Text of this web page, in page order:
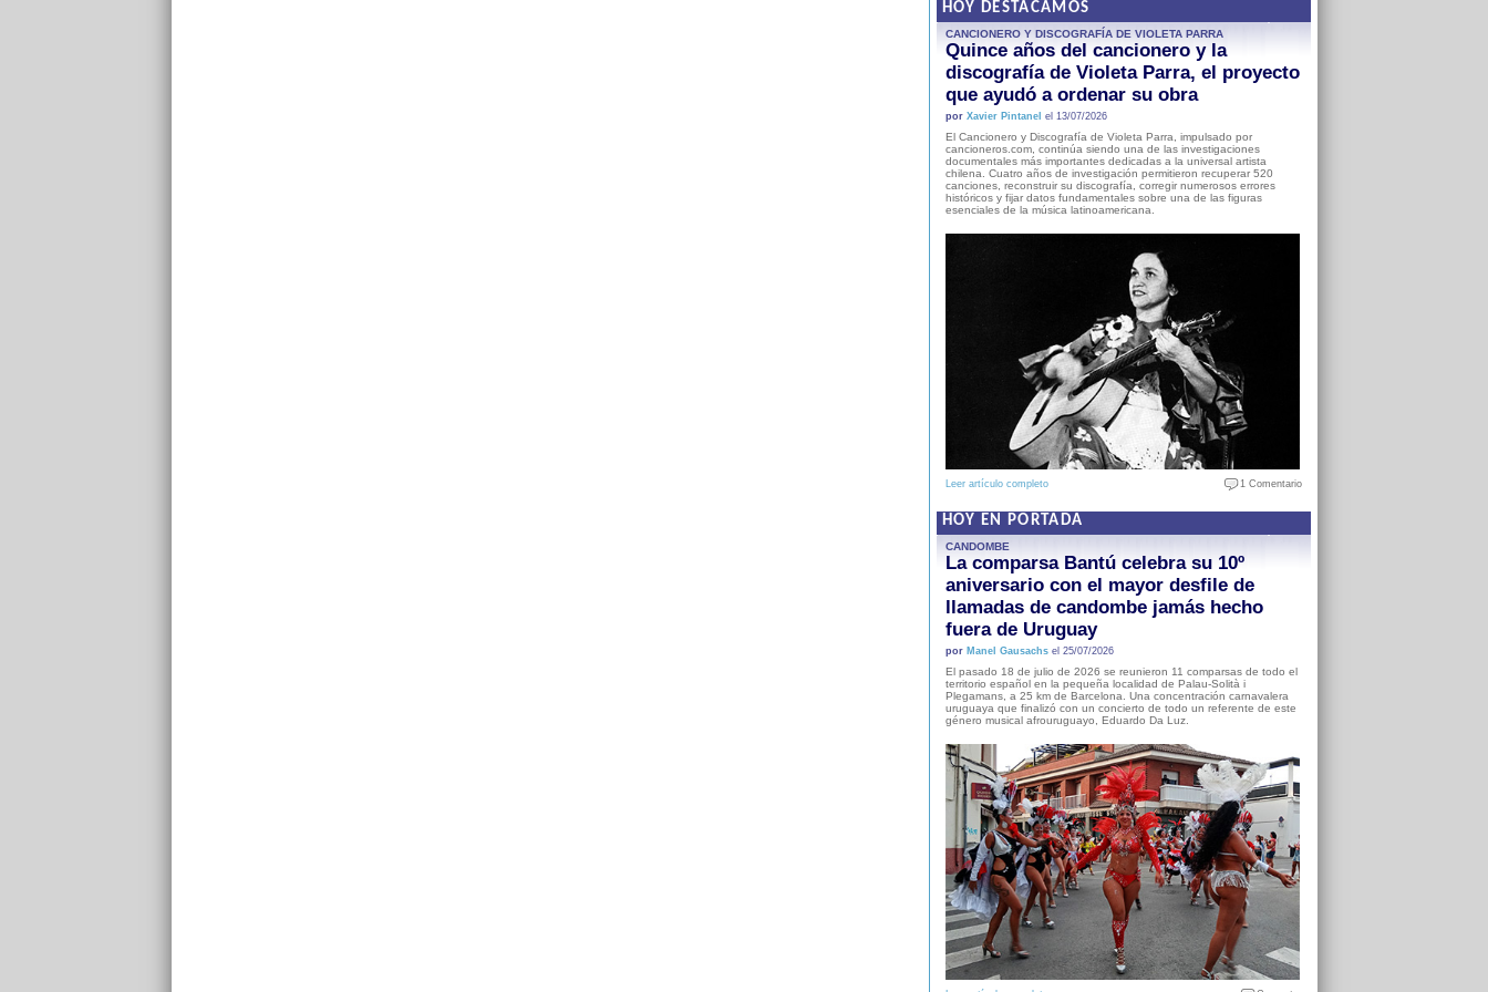
HOY DESTACAMOS
CANCIONERO Y DISCOGRAFÍA DE VIOLETA PARRA
Quince años del cancionero y la
discografía de Violeta Parra, el proyecto
que ayudó a ordenar su obra
por Xavier Pintanel el 13/07/2026
El Cancionero y Discografía de Violeta Parra, impulsado por
cancioneros.com, continúa siendo una de las investigaciones
documentales más importantes dedicadas a la universal artista
chilena. Cuatro años de investigación permitieron recuperar 520
canciones, reconstruir su discografía, corregir numerosos errores
históricos y fijar datos fundamentales sobre una de las figuras
esenciales de la música latinoamericana.
Leer artículo completo 1 Comentario
HOY EN PORTADA
CANDOMBE
La comparsa Bantú celebra su 10º
aniversario con el mayor desfile de
llamadas de candombe jamás hecho
fuera de Uruguay
por Manel Gausachsel 25/07/2026
El pasado 18 de julio de 2026 se reunieron 11 comparsas de todo el
territorio español en la pequeña localidad de Palau-Solità i
Plegamans, a 25 km de Barcelona. Una concentración carnavalera
uruguaya que finalizó con un concierto de todo un referente de este
género musical afrouruguayo, Eduardo Da Luz.